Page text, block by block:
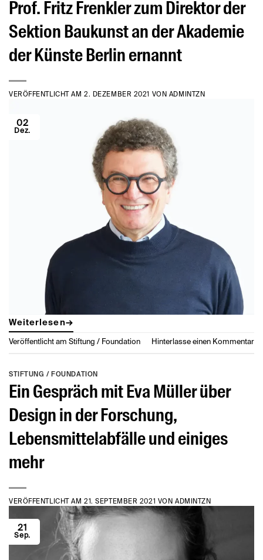
Prof. Fritz Frenkler zum Direktor der
Sektion Baukunst an der Akademie
der Künste Berlin ernannt
VERÖFFENTLICHT AM2. DEZEMBER 2021 VON ADMINTZN
02
Dez.
Weiterlesen→
Veröffentlicht am Stiftung / Foundation Hinterlasse einen Kommentar
STIFTUNG / FOUNDATION
Ein Gespräch mit Eva Müller über
Design in der Forschung,
Lebensmittelabfälle und einiges
mehr
VERÖFFENTLICHT AM21. SEPTEMBER 2021 VON ADMINTZN
21
Sep.